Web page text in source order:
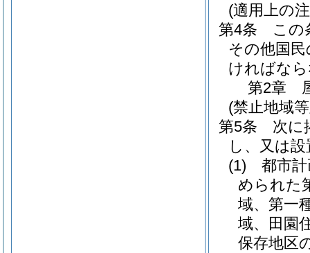
(適用上の
第4条
この
その他国
ければな
第2章
(禁止地域
第5条
次に
し、又は
(1)
都市
められた
域、第一
域、田園
保存地区